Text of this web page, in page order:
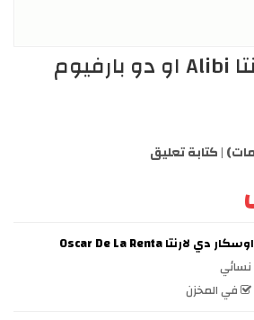
اوسكار دي لارنتا Alibi او دو بارفيوم
|كتابة تعليق
اوسكار دي لارنتا Oscar De La Renta
نسائي
في المخزن